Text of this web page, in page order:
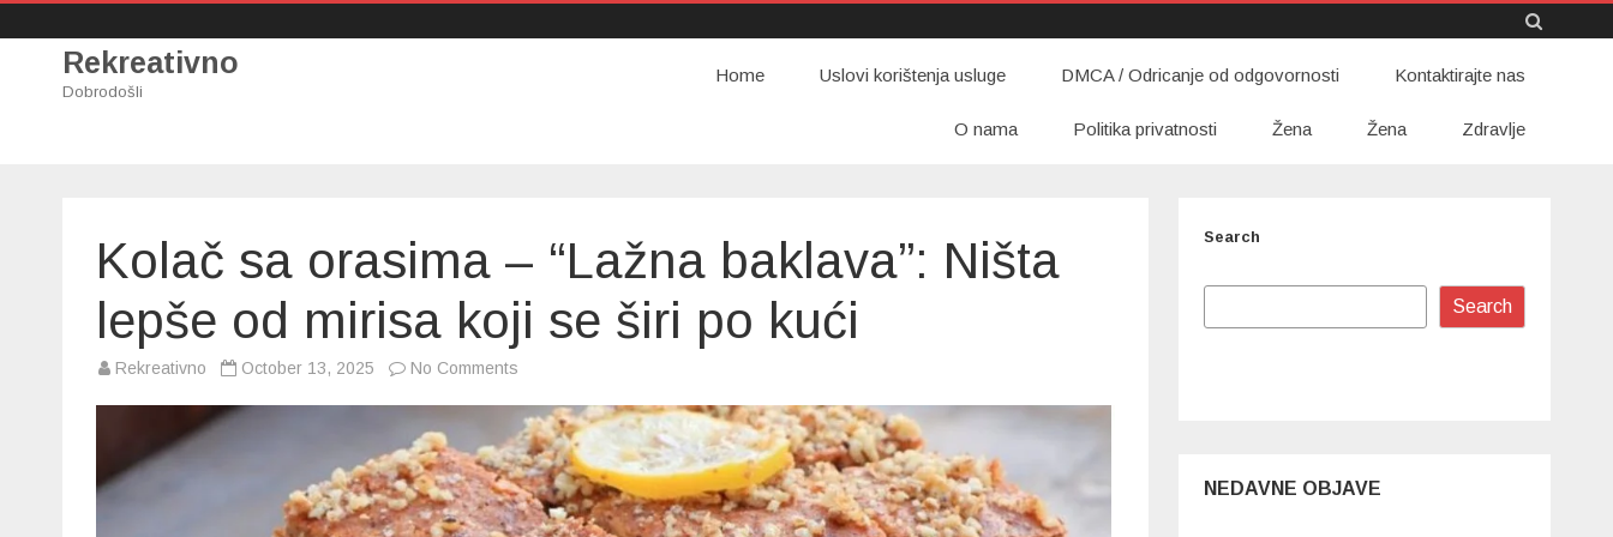
Rekreativno
Dobrodošli
to
Home Uslovi korištenja usluge DMCA / Odricanje od odgovornosti Kontaktirajte nas
O nama Politika privatnosti Žena Žena Zdravlje
Kolač sa orasima – “Lažna baklava”: Ništa
lepše od mirisa koji se širi po kući
Rekreativno October 13, 2025 No Comments
orasima
–
“Lažna
baklava”:
Ništa
lepše
od
Search
Search
NEDAVNE OBJAVE